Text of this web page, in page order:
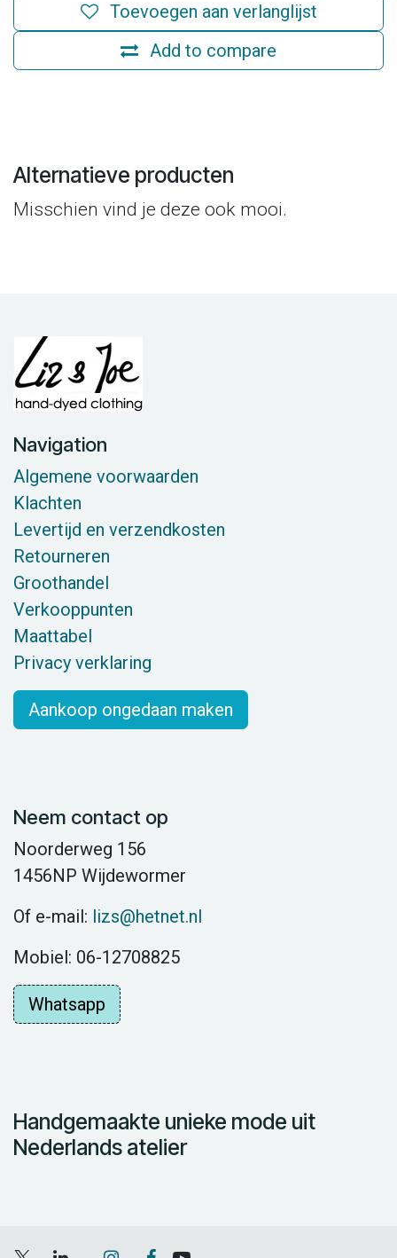
Add to compare
Toevoegen aan verlanglijst
Alternatieve producten
Misschien vind je deze ook mooi.
Navigation
Algemene voorwaarden
Klachten
Levertijd en verzendkosten
Retourneren
Groothandel
Verkooppunten
Maattabel
Privacy verklaring
Aankoop ongedaan maken
Neem contact op
Noorderweg 156
1456NP Wijdewormer
Of e-mail: lizs@hetnet.nl
Mobiel: 06-12708825
Whatsapp
Handgemaakte unieke mode uit
Nederlands atelier